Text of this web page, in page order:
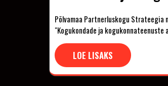
Põlvamaa Partnerluskogu Strateegia
"Kogukondade ja
LOE LISAKS